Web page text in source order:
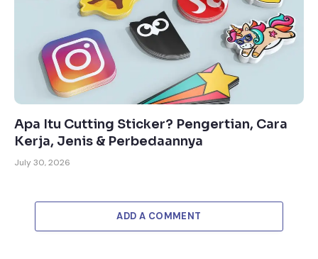
Apa Itu Cutting Sticker? Pengertian, Cara
Kerja, Jenis & Perbedaannya
July 30, 2026
ADD A COMMENT